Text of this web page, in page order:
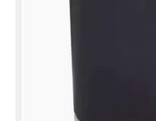
21,90 €
lieferbar - in 3-4